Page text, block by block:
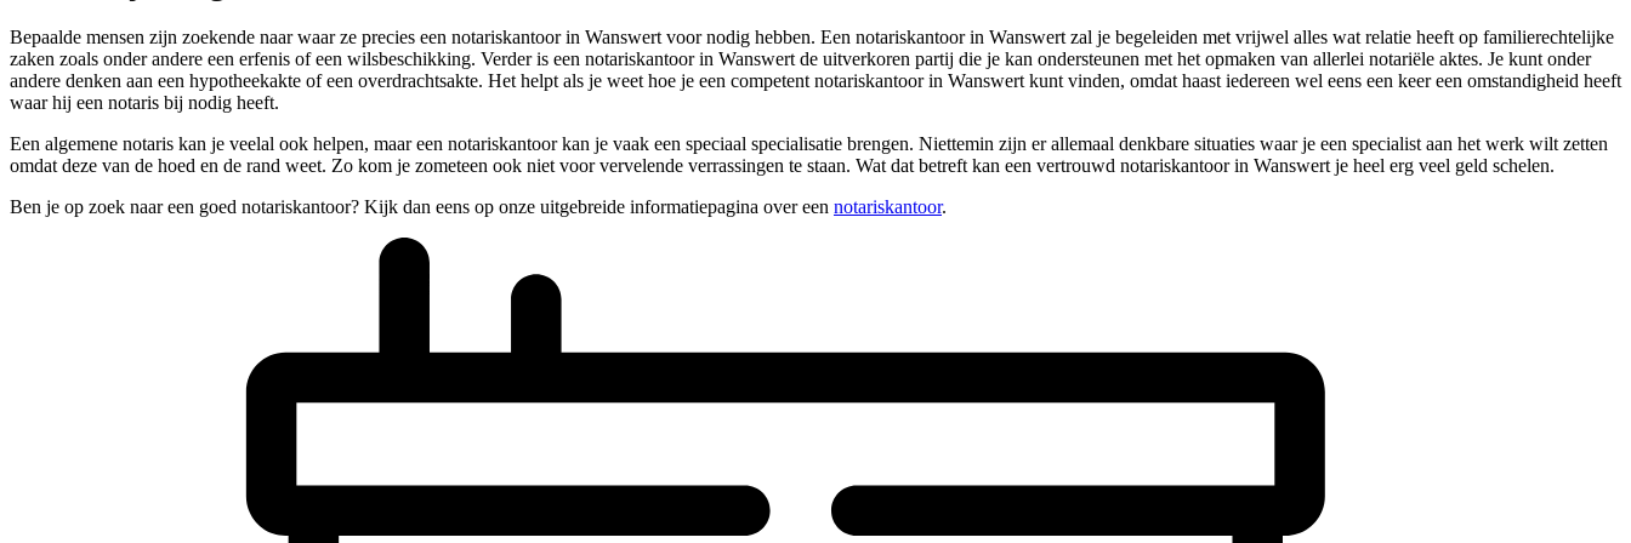
Bepaalde mensen zijn zoekende naar waar ze precies een notariskantoor in Wanswert voor nodig hebben. Een notariskantoor in Wanswert zal je begeleiden met vrijwel alles wat relatie heeft op familierechtelijke
zaken zoals onder andere een erfenis of een wilsbeschikking. Verder is een notariskantoor in Wanswert de uitverkoren partij die je kan ondersteunen met het opmaken van allerlei notariële aktes. Je kunt onder
andere denken aan een hypotheekakte of een overdrachtsakte. Het helpt als je weet hoe je een competent notariskantoor in Wanswert kunt vinden, omdat haast iedereen wel eens een keer een omstandigheid heeft
waar hij een notaris bij nodig heeft.
Een algemene notaris kan je veelal ook helpen, maar een notariskantoor kan je vaak een speciaal specialisatie brengen. Niettemin zijn er allemaal denkbare situaties waar je een specialist aan het werk wilt zetten
omdat deze van de hoed en de rand weet. Zo kom je zometeen ook niet voor vervelende verrassingen te staan. Wat dat betreft kan een vertrouwd notariskantoor in Wanswert je heel erg veel geld schelen.
Ben je op zoek naar een goed notariskantoor? Kijk dan eens op onze uitgebreide informatiepagina over een notariskantoor.